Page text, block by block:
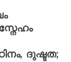
ദുഷ്ടത;